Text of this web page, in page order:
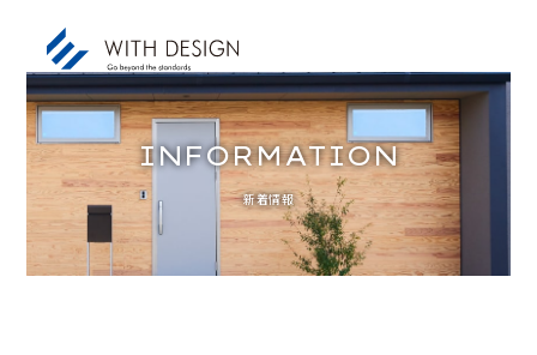
お知らせ / INFORMATION
人生設計 / LIFE PLAN
INFORMATION
新着情報